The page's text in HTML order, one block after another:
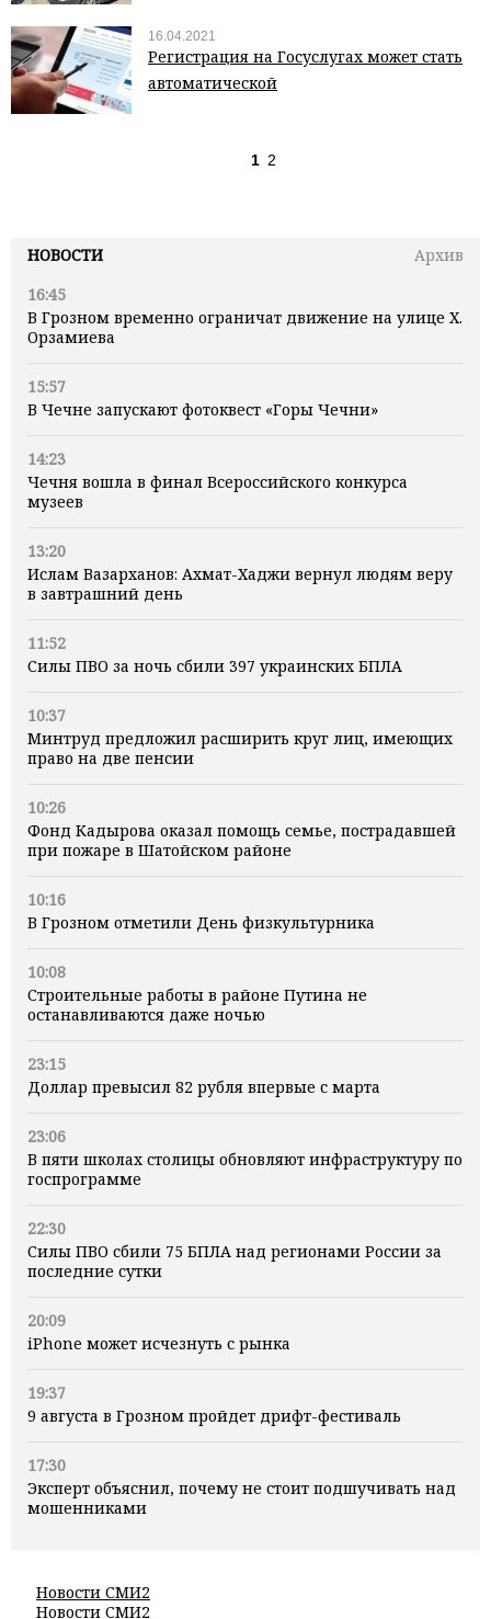
НОВОСТИ
Архив
16:45
В Грозном временно ограничат движение на улице Х.
Орзамиева
15:57
В Чечне запускают фотоквест «Горы Чечни»
14:23
Чечня вошла в финал Всероссийского конкурса
музеев
13:20
Ислам Вазарханов: Ахмат-Хаджи вернул людям веру
в завтрашний день
11:52
Силы ПВО за ночь сбили 397 украинских БПЛА
10:37
Минтруд предложил расширить круг лиц, имеющих
право на две пенсии
10:26
Фонд Кадырова оказал помощь семье, пострадавшей
при пожаре в Шатойском районе
10:16
В Грозном отметили День физкультурника
10:08
Строительные работы в районе Путина не
останавливаются даже ночью
23:15
Доллар превысил 82 рубля впервые с марта
23:06
В пяти школах столицы обновляют инфраструктуру по
госпрограмме
22:30
Силы ПВО сбили 75 БПЛА над регионами России за
последние сутки
20:09
iPhone может исчезнуть с рынка
19:37
9 августа в Грозном пройдет дрифт-фестиваль
17:30
Эксперт объяснил, почему не стоит подшучивать над
мошенниками
Новости СМИ2
Новости СМИ2
16.04.2021
Регистрация на Госуслугах может стать
автоматической
1 2